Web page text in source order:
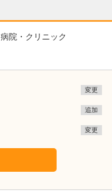
病院・クリニック
変更
追加
変更